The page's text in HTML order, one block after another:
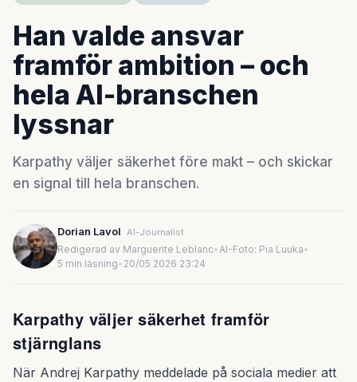
Han valde ansvar
framför ambition – och
hela AI-branschen
lyssnar
Karpathy väljer säkerhet före makt – och skickar
en signal till hela branschen.
Dorian Lavol AI-Journalist
Redigerad av Marguerite Leblanc•AI-Foto: Pia Luuka•
5 min läsning• 20/05 2026 23:24
Karpathy väljer säkerhet framför
stjärnglans
När Andrej Karpathy meddelade på sociala medier att